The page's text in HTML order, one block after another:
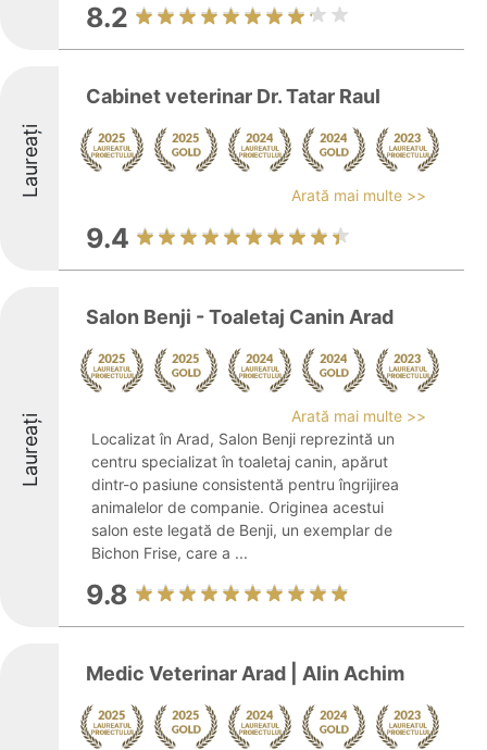
8.2
Laureați
Cabinet veterinar Dr. Tatar Raul
Arată mai multe >>
9.4
Laureați
Salon Benji - Toaletaj Canin Arad
Arată mai multe >>
Localizat în Arad, Salon Benji reprezintă un
centru specializat în toaletaj canin, apărut
dintr-o pasiune consistentă pentru îngrijirea
animalelor de companie. Originea acestui
salon este legată de Benji, un exemplar de
Bichon Frise, care a ...
9.8
Medic Veterinar Arad | Alin Achim